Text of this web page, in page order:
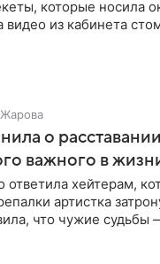
которые носила
видео из кабинета
о
важного в
ответила хейтерам,
артистка
что чужие судьбы